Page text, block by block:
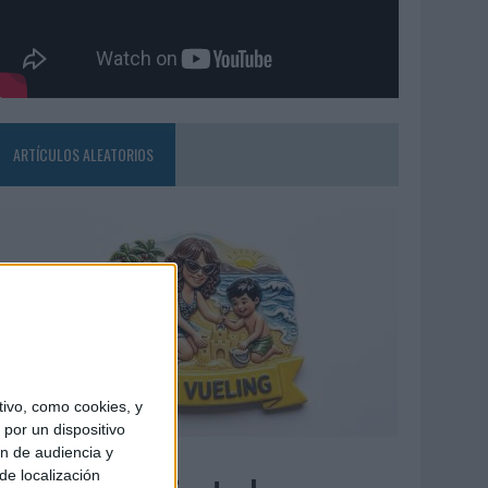
como cookies, y
un dispositivo
de audiencia y
localización
ARTÍCULOS ALEATORIOS
08/2026